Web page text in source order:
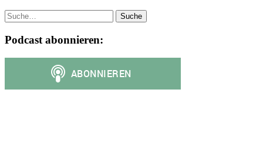
Suche
Podcast abonnieren: